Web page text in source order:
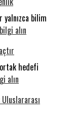
bilim
alın
Geleceğin
hedefi
alın
Beynin
Uluslararası